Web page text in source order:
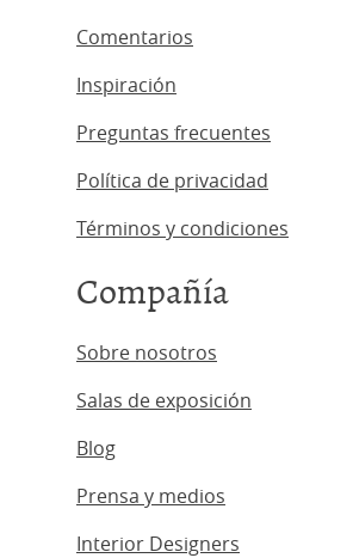
Comentarios
Inspiración
Preguntas frecuentes
Política de privacidad
Términos y condiciones
Compañía
Sobre nosotros
Salas de exposición
Blog
Prensa y medios
Interior Designers